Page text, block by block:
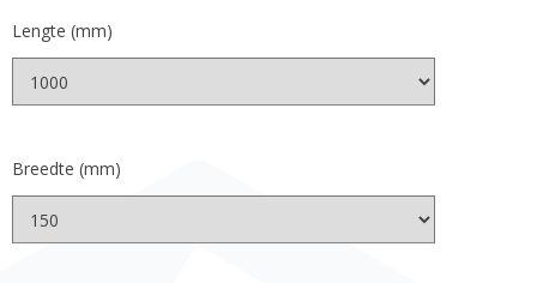
Lengte (mm)
Breedte (mm)